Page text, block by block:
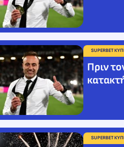
SUPERBET
Πριν
SUPERBET